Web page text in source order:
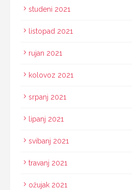
studeni 2021
listopad 2021
rujan 2021
kolovoz 2021
srpanj 2021
lipanj 2021
svibanj 2021
travanj 2021
ožujak 2021